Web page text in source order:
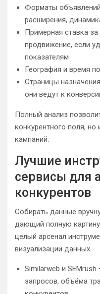
Форматы
расширения,
Примерная ставка
продвижение, если
показателям
География и время
Страницы
они ведут к
Полный анализ
конкурентного поля, но
кампаний.
Лучшие
сервисы для
конкурентов
Собирать данные
дающий полную
целый арсенал
визуализации данных.
Similarweb и
запросов, объёма